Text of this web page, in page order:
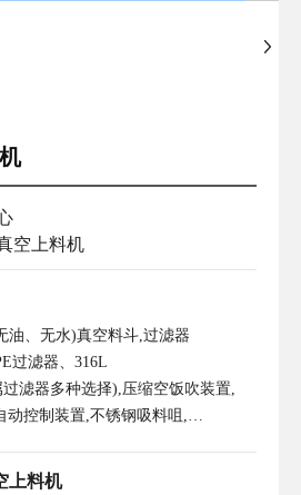
空上料机
油、无水)真空料斗,过滤器
过滤器、316L
滤器多种选择),压缩空饭吹装置,
动控制装置,不锈钢吸料咀,
上料机